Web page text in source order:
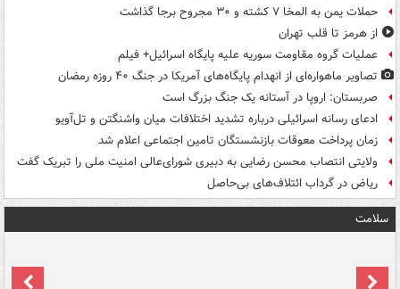
حملات یمن به المخا ۷ کشته و ۳۰ مجروح برجا گذاشت
از هرمز تا قلب تهران
عملیات گروه مقاومت سوریه علیه پایگاه اسرائیل+ فیلم
تصاویر ماهواره‌ای از انهدام پایگاه‌های آمریکا در جنگ ۴۰ روزه رمضان
صربستان: اروپا در آستانه یک جنگ بزرگ است
ادعای رسانه اسرائیلی درباره تشدید اختلافات میان واشنگتن و تل‌آویو
زمان پرداخت معوقات بازنشستگان تامین اجتماعی اعلام شد
ولایتی انتصاب محسن رضایی به دبیری شورای‌عالی امنیت ملی را تبریک گفت
ریاض در گرداب ائتلاف‌های بی‌حاصل
سلامت